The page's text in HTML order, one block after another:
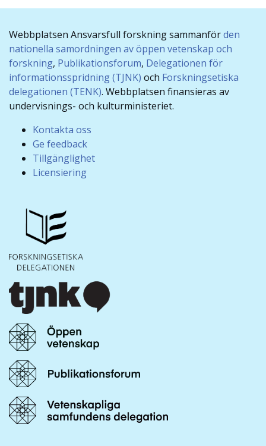
Webbplatsen Ansvarsfull forskning sammanförden
nationella samordningen av öppen vetenskap och
forskning, Publikationsforum, Delegationen för
informationsspridning (TJNK) och Forskningsetiska
delegationen (TENK). Webbplatsen finansieras av
undervisnings- och kulturministeriet.
Kontakta oss
Ge feedback
Tillgänglighet
Licensiering